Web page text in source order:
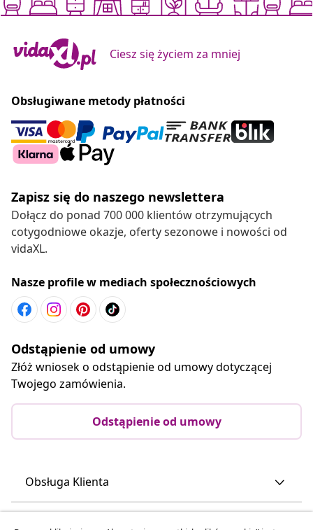
Ciesz się życiem za mniej
Obsługiwane metody płatności
Zapisz się do naszego newslettera
Dołącz do ponad 700 000 klientów otrzymujących
cotygodniowe okazje, oferty sezonowe i nowości od
vidaXL.
Nasze profile w mediach społecznościowych
Odstąpienie od umowy
Złóż wniosek o odstąpienie od umowy dotyczącej
Twojego zamówienia.
Odstąpienie od umowy
Obsługa Klienta